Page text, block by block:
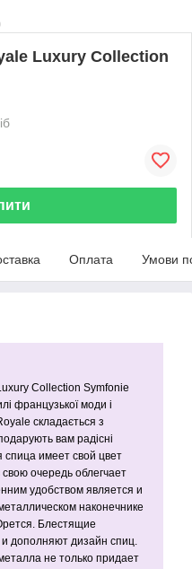
Luxury Collection
Оплата Умови
Collection Symfonie
французької моди і
складається з
вам радісні
имеет свой цвет
очередь облегчает
удобством является и
наконечнике
Блестящие
дополняют дизайн спиц.
не только придает